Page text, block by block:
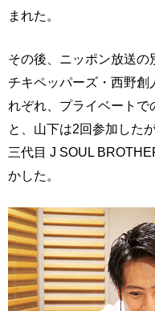
まれた。
その後、ニッポン放送の
チキペッパーズ・西野創
れぞれ、プライベートで
と、山下は2回参加した
三代目 J SOUL
かした。